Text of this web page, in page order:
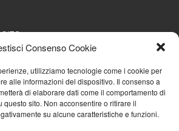
Consenso Cookie
utilizziamo tecnologie come i cookie per
alle informazioni del dispositivo. Il consenso a
di elaborare dati come il comportamento di
questo sito. Non acconsentire o ritirare il
su alcune caratteristiche e funzioni.